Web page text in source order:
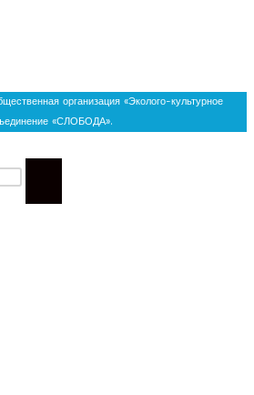
организация «Эколого-культурное
«СЛОБОДА».